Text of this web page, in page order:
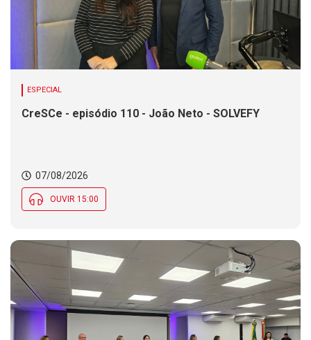
ESPECIAL
CreSCe - episódio 110 - João Neto - SOLVEFY
07/08/2026
OUVIR 15:00